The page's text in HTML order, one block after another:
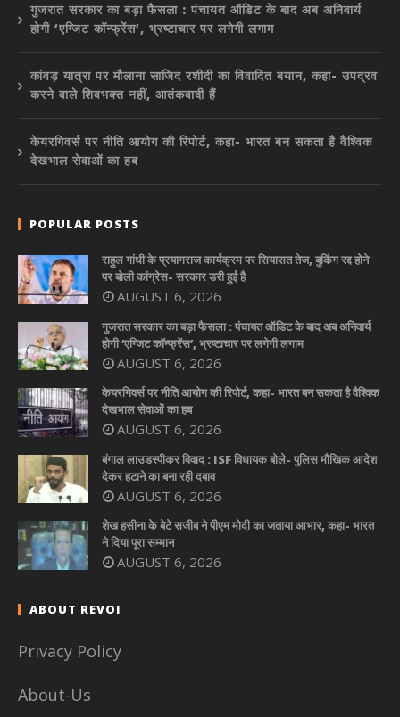
गुजरात सरकार का बड़ा फैसला : पंचायत ऑडिट के बाद अब अनिवार्य
होगी ‘एग्जिट कॉन्फ्रेंस’, भ्रष्टाचार पर लगेगी लगाम
कांवड़ यात्रा पर मौलाना साजिद रशीदी का विवादित बयान, कहा- उपद्रव
करने वाले शिवभक्त नहीं, आतंकवादी हैं
केयरगिवर्स पर नीति आयोग की रिपोर्ट, कहा- भारत बन सकता है वैश्विक
देखभाल सेवाओं का हब
POPULAR POSTS
राहुल गांधी के प्रयागराज कार्यक्रम पर सियासत तेज, बुकिंग रद्द होने
पर बोली कांग्रेस- सरकार डरी हुई है
AUGUST 6, 2026
गुजरात सरकार का बड़ा फैसला : पंचायत ऑडिट के बाद अब अनिवार्य
होगी ‘एग्जिट कॉन्फ्रेंस’, भ्रष्टाचार पर लगेगी लगाम
AUGUST 6, 2026
केयरगिवर्स पर नीति आयोग की रिपोर्ट, कहा- भारत बन सकता है वैश्विक
देखभाल सेवाओं का हब
AUGUST 6, 2026
बंगाल लाउडस्पीकर विवाद : ISF विधायक बोले- पुलिस मौखिक आदेश
देकर हटाने का बना रही दबाव
AUGUST 6, 2026
शेख हसीना के बेटे सजीब ने पीएम मोदी का जताया आभार, कहा- भारत
ने दिया पूरा सम्मान
AUGUST 6, 2026
ABOUT REVOI
Privacy Policy
About-Us